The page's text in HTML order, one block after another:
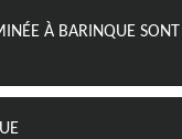
À BARINQUE SONT